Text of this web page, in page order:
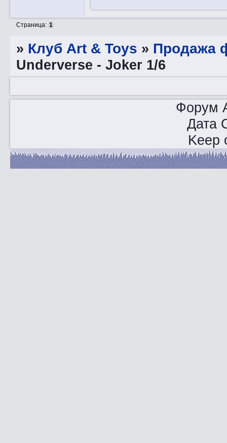
Страница: 1
» Клуб Art & Toys » Продажа
Underverse - Joker 1/6
Форум
Дата
Keep